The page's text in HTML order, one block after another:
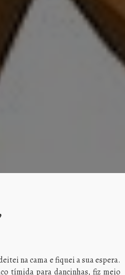
na cama e fiquei a sua espera.
tímida para dancinhas, fiz meio